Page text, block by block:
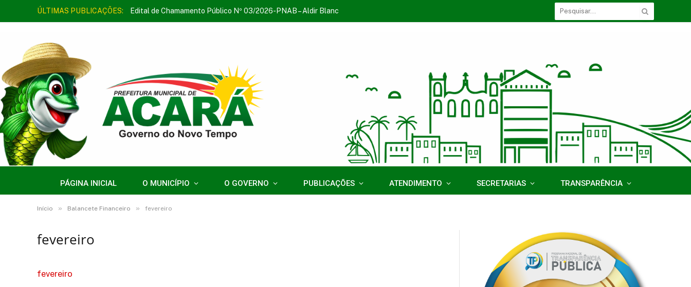
ÚLTIMAS PUBLICAÇÕES: Edital de Chamamento Público Nº 03/2026-PNAB – Aldir Blanc
PÁGINA INICIAL O MUNICÍPIO O GOVERNO PUBLICAÇÕES ATENDIMENTO SECRETARIAS TRANSPARÊNCIA
Início » Balancete Financeiro » fevereiro
fevereiro
fevereiro